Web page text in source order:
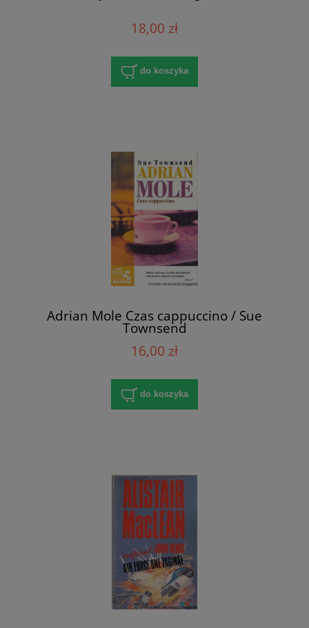
18,00 zł
do koszyka
Adrian Mole Czas cappuccino / Sue
Townsend
16,00 zł
do koszyka